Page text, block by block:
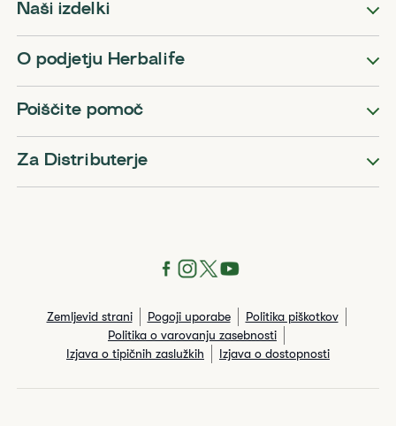
Naši izdelki
O podjetju Herbalife
Poiščite pomoč
Za Distributerje
Zemljevid strani Pogoji uporabe
Politika piškotkov
Politika o varovanju zasebnosti
Izjava o tipičnih zaslužkih
Izjava o dostopnosti